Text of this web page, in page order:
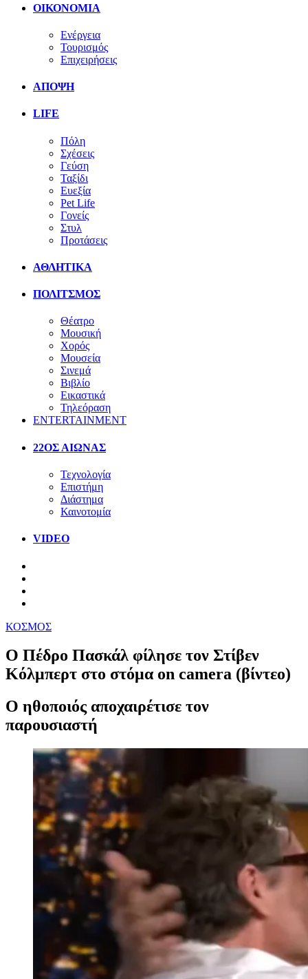
ΟΙΚΟΝΟΜΙΑ
Ενέργεια
Τουρισμός
Επιχειρήσεις
ΑΠΟΨΗ
LIFE
Πόλη
Σχέσεις
Γεύση
Ταξίδι
Ευεξία
Pet Life
Γονείς
Στυλ
Προτάσεις
ΑΘΛΗΤΙΚΑ
ΠΟΛΙΤΣΜΟΣ
Θέατρο
Μουσική
Χορός
Μουσεία
Σινεμά
Βιβλίο
Εικαστικά
Τηλεόραση
ENTERTAINMENT
22ΟΣ ΑΙΩΝΑΣ
Τεχνολογία
Επιστήμη
Διάστημα
Καινοτομία
VIDEO
ΚΟΣΜΟΣ
Ο Πέδρο Πασκάλ φίλησε τον Στίβεν
Κόλμπερτ στο στόμα on camera (βίντεο)
Ο ηθοποιός αποχαιρέτισε τον
παρουσιαστή